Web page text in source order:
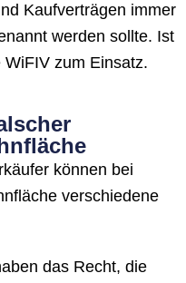
Kaufverträgen immer
werden sollte. Ist
zum Einsatz.
können bei
verschiedene
das Recht, die